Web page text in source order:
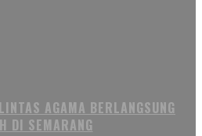
AGAMA BERLANGSUNG
DI SEMARANG